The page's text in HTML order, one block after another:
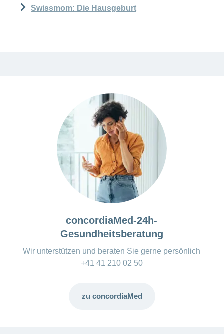
Swissmom: Die Hausgeburt
concordiaMed-24h-
Gesundheitsberatung
Wir unterstützen und beraten Sie gerne persönlich
+41 41 210 02 50
zu concordiaMed